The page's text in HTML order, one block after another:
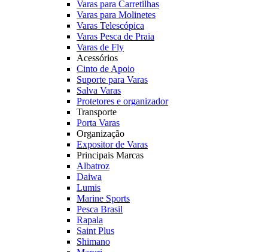
Varas para Carretilhas
Varas para Molinetes
Varas Telescópica
Varas Pesca de Praia
Varas de Fly
Acessórios
Cinto de Apoio
Suporte para Varas
Salva Varas
Protetores e organizador
Transporte
Porta Varas
Organização
Expositor de Varas
Principais Marcas
Albatroz
Daiwa
Lumis
Marine Sports
Pesca Brasil
Rapala
Saint Plus
Shimano